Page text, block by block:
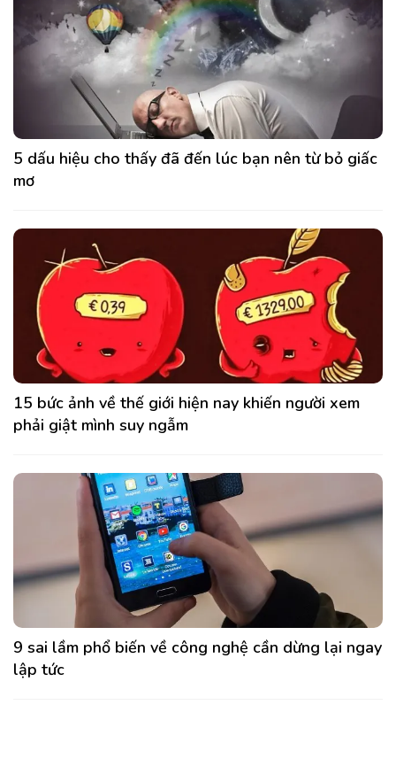
5 dấu hiệu cho thấy đã đến lúc bạn nên từ bỏ giấc
mơ
15 bức ảnh về thế giới hiện nay khiến người xem
phải giật mình suy ngẫm
9 sai lầm phổ biến về công nghệ cần dừng lại ngay
lập tức